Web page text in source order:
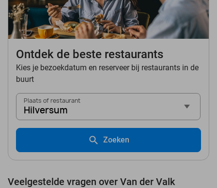
Ontdek de beste restaurants
Kies je bezoekdatum en reserveer bij restaurants in de
buurt
Plaats of restaurant
Hilversum
Zoeken
Veelgestelde vragen over Van der Valk